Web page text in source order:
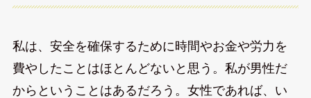
私は、安全を確保するために時間やお金や労力を
費やしたことはほとんどないと思う。私が男性だ
からということはあるだろう。女性であれば、い